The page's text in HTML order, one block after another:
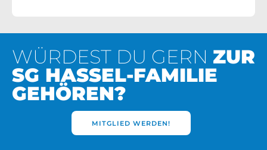
WÜRDEST DU GERN ZUR
SG HASSEL-FAMILIE
GEHÖREN?
MITGLIED WERDEN!